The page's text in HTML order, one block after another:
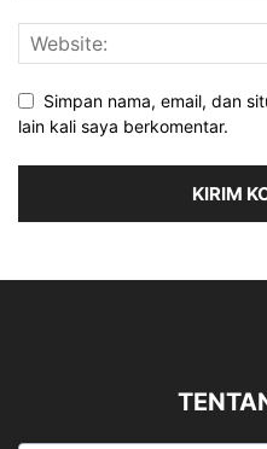
Simpan nama, email, dan
lain kali saya berkomentar.